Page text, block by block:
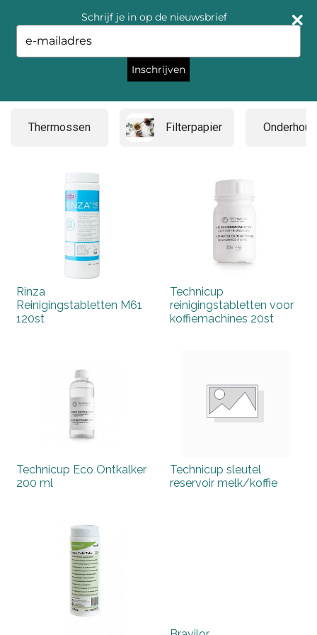
Machine producten
Thermossen Filterpapier
Rinza
Reinigingstabletten M61
120st
Technicup
reinigingstabletten voor
koffiemachines 20st
Technicup Eco Ontkalker
200 ml
Technicup sleutel
reservoir melk/koffie
Schrijf je in op de nieuwsbrief
your
email
Inschrijven